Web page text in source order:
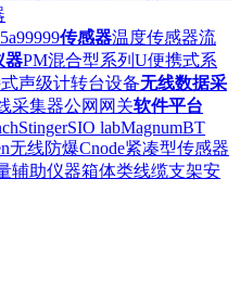
a99999传感器温度传感器流
器PM混合型系列 U便携式系
声级计转台设备无线数据采
采集器公网网关软件平台
StingerSIO labMagnumBT
无线防爆Cnode紧凑型传感器
辅助仪器箱体类线缆支架安